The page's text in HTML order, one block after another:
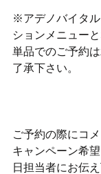
※アデノバイタ
ションメニュー
単品でのご予約
了承下
ご予約の際にコ
キャンペーン希
日担当者にお伝え